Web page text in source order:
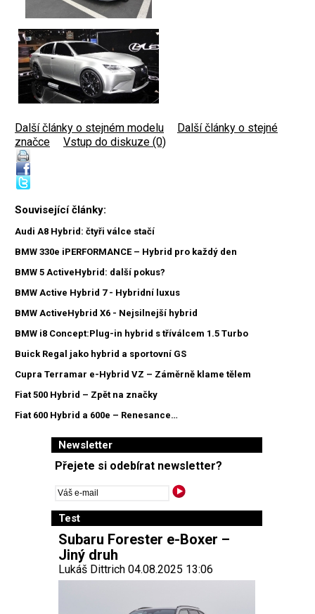
Další články o stejném modelu
Další články o stejné
značce
Vstup do diskuze (0)
Související články:
Audi A8 Hybrid: čtyři válce stačí
BMW 330e iPERFORMANCE – Hybrid pro každý den
BMW 5 ActiveHybrid: další pokus?
BMW Active Hybrid 7 - Hybridní luxus
BMW ActiveHybrid X6 - Nejsilnejší hybrid
BMW i8 Concept:Plug-in hybrid s tříválcem 1.5 Turbo
Buick Regal jako hybrid a sportovní GS
Cupra Terramar e-Hybrid VZ – Záměrně klame tělem
Fiat 500 Hybrid – Zpět na značky
Fiat 600 Hybrid a 600e – Renesance…
Newsletter
Přejete si odebírat newsletter?
Test
Subaru Forester e-Boxer –
Jiný druh
Lukáš Dittrich 04.08.2025 13:06